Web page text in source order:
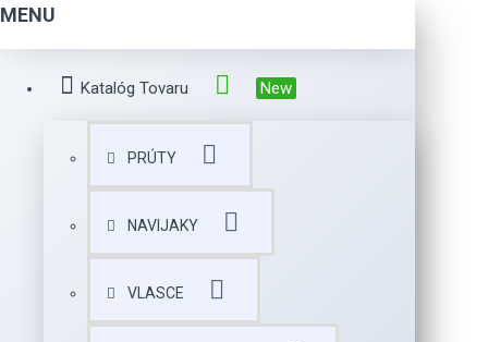
MENU
Katalóg Tovaru New
PRÚTY
NAVIJAKY
VLASCE